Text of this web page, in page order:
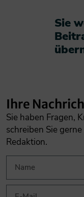
Sie
Ihre
Sie haben Fragen,
schreiben Sie
Redaktion.